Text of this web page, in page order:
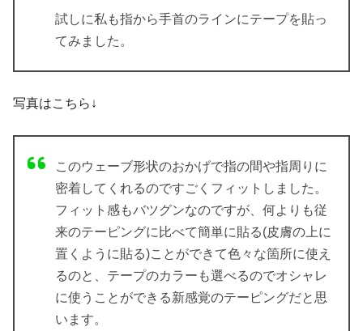
試しに私も指から手首のラインにテープを貼っ
てみました。
写真はこちら↓
このウェーブ形状のおかげで指の間や指周りに
密着してくれるのですごくフィットしました。
フィット感もバツグンなのですが、何よりも従
来のテーピングに比べて簡単に貼る(皮膚の上に
置くように貼る)ことができて色々な箇所に使え
るのと、テープのカラーも選べるのでオシャレ
に使うことができる新感覚のテーピングだと思
います。